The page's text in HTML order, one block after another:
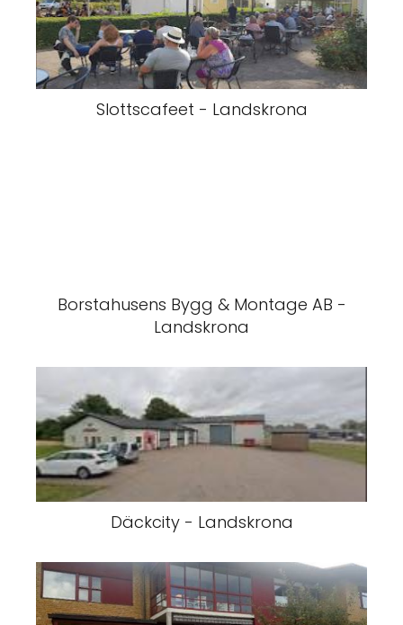
Slottscafeet - Landskrona
Borstahusens Bygg & Montage AB -
Landskrona
Däckcity - Landskrona